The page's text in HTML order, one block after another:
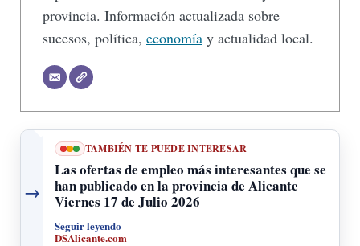
provincia. Información actualizada sobre
sucesos, política, economía y actualidad local.
→
TAMBIÉN TE PUEDE INTERESAR
Las ofertas de empleo más interesantes que se
han publicado en la provincia de Alicante
Viernes 17 de Julio 2026
Seguir leyendo
DSAlicante.com